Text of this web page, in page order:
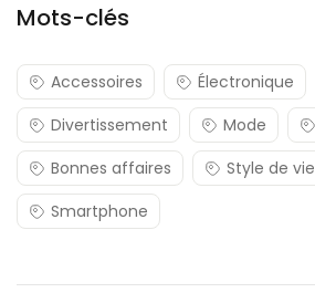
Mots-clés
Accessoires
Électronique
Divertissement
Mode
Bonnes affaires
Style de vie
Smartphone